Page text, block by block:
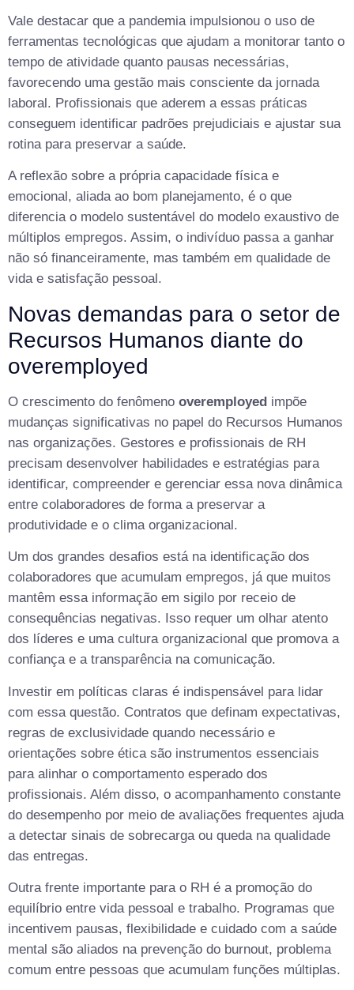
Vale destacar que a pandemia impulsionou o uso de
ferramentas tecnológicas que ajudam a monitorar tanto o
tempo de atividade quanto pausas necessárias,
favorecendo uma gestão mais consciente da jornada
laboral. Profissionais que aderem a essas práticas
conseguem identificar padrões prejudiciais e ajustar sua
rotina para preservar a saúde.
A reflexão sobre a própria capacidade física e
emocional, aliada ao bom planejamento, é o que
diferencia o modelo sustentável do modelo exaustivo de
múltiplos empregos. Assim, o indivíduo passa a ganhar
não só financeiramente, mas também em qualidade de
vida e satisfação pessoal.
Novas demandas para o setor de
Recursos Humanos diante do
overemployed
O crescimento do fenômeno overemployed impõe
mudanças significativas no papel do Recursos Humanos
nas organizações. Gestores e profissionais de RH
precisam desenvolver habilidades e estratégias para
identificar, compreender e gerenciar essa nova dinâmica
entre colaboradores de forma a preservar a
produtividade e o clima organizacional.
Um dos grandes desafios está na identificação dos
colaboradores que acumulam empregos, já que muitos
mantêm essa informação em sigilo por receio de
consequências negativas. Isso requer um olhar atento
dos líderes e uma cultura organizacional que promova a
confiança e a transparência na comunicação.
Investir em políticas claras é indispensável para lidar
com essa questão. Contratos que definam expectativas,
regras de exclusividade quando necessário e
orientações sobre ética são instrumentos essenciais
para alinhar o comportamento esperado dos
profissionais. Além disso, o acompanhamento constante
do desempenho por meio de avaliações frequentes ajuda
a detectar sinais de sobrecarga ou queda na qualidade
das entregas.
Outra frente importante para o RH é a promoção do
equilíbrio entre vida pessoal e trabalho. Programas que
incentivem pausas, flexibilidade e cuidado com a saúde
mental são aliados na prevenção do burnout, problema
comum entre pessoas que acumulam funções múltiplas.